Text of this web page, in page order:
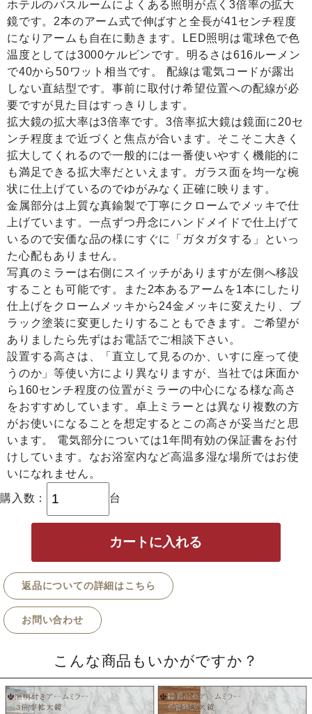
ホテルのバスルームによくある照明が点く3倍率の拡大
鏡です。2本のアーム式で伸ばすと全長が41センチ程度
になりアームも自在に動きます。LED照明は電球色で色
温度としては3000ケルビンです。明るさは616ルーメン
で40から50ワット相当です。 配線は電気コードが露出
しない直結型です。事前に取付け希望位置への配線が必
要ですが見た目はすっきりします。
拡大鏡の拡大率は3倍率です。3倍率拡大鏡は鏡面に20セ
ンチ程度まで近づくと焦点が合います。そこそこ大きく
拡大してくれるので一般的には一番使いやすく機能的に
も満足できる拡大率だといえます。ガラス面を均一な椀
状に仕上げているのでゆがみなく正確に映ります。
金属部分は上質な真鍮製で丁寧にクロームでメッキで仕
上げています。一点ずつ丹念にハンドメイドで仕上げて
いるので安価な品の様にすぐに「ガタガタする」といっ
た心配もありません。
写真のミラーは右側にスイッチがありますが左側へ移設
することも可能です。また2本あるアームを1本にしたり
仕上げをクロームメッキから24金メッキに変えたり、ブ
ラック塗装に変更したりすることもできます。ご希望が
ありましたら先ずはお電話でご相談下さい。
設置する高さは、「直立して見るのか、いすに座って使
うのか」等使い方により異なりますが、当社では床面か
ら160センチ程度の位置がミラーの中心になる様な高さ
をおすすめしています。卓上ミラーとは異なり複数の方
がお使いになることを想定するとこの高さが妥当だと思
います。 電気部分については1年間有効の保証書をお付
けしています。なお浴室内など高温多湿な場所ではお使
いになれません。
購入数： 台
返品についての詳細はこちら
お問い合わせ
こんな商品もいかがですか？